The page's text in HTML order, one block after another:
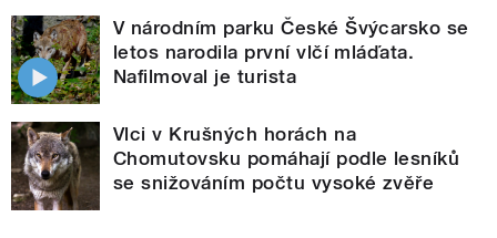
V národním parku České Švýcarsko se
letos narodila první vlčí mláďata.
Nafilmoval je turista
Vlci v Krušných horách na
Chomutovsku pomáhají podle lesníků
se snižováním počtu vysoké zvěře